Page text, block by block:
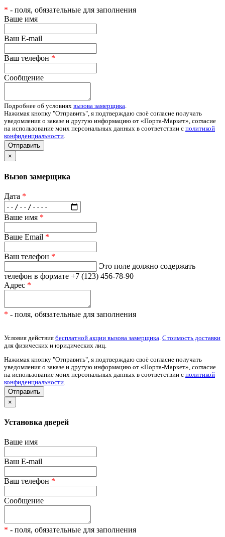
* - поля, обязательные для заполнения
Ваше имя
Ваш E-mail
Ваш телефон *
Сообщение
Подробнее об условиях вызова замерщика.
Нажимая кнопку "Отправить", я подтверждаю своё согласие получать
уведомления о заказе и другую информацию от «Порта-Маркет», согласие
на использование моих персональных данных в соответствии с политикой
конфиденциальности.
Отправить
×
Вызов замерщика
Дата *
Ваше имя *
Ваше Email *
Ваш телефон *
Это поле должно содержать
телефон в формате +7 (123) 456-78-90
Адрес *
* - поля, обязательные для заполнения
Условия действия бесплатной акции вызова замерщика Стоимость доставки
для физических и юридических лиц.
Нажимая кнопку "Отправить", я подтверждаю своё согласие получать
уведомления о заказе и другую информацию от «Порта-Маркет», согласие
на использование моих персональных данных в соответствии с политикой
конфиденциальности
×
Установка дверей
Ваше имя
Ваш E-mail
Ваш телефон *
Сообщение
* - поля, обязательные для заполнения